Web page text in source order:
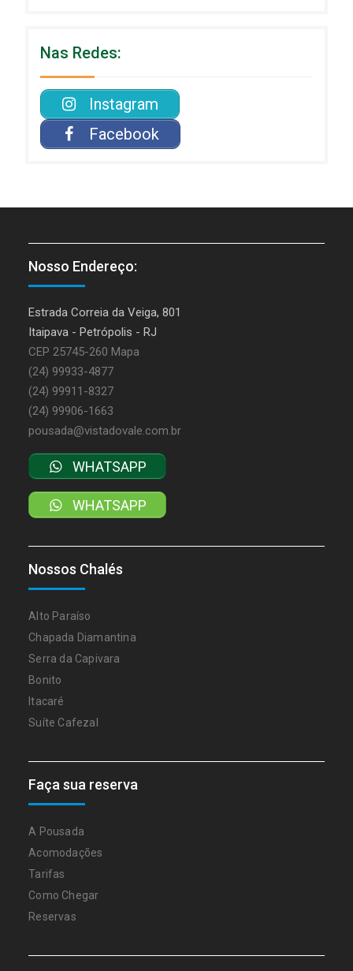
Nas Redes:
Instagram
Facebook
Nosso Endereço:
Estrada Correia da Veiga, 801
Itaipava - Petrópolis - RJ
CEP 25745-260 Mapa
(24) 99933-4877
(24) 99911-8327
(24) 99906-1663
pousada@vistadovale.com.br
WHATSAPP
WHATSAPP
Nossos Chalés
Alto Paraíso
Chapada Diamantina
Serra da Capivara
Bonito
Itacaré
Suíte Cafezal
Faça sua reserva
A Pousada
Acomodações
Tarifas
Como Chegar
Reservas